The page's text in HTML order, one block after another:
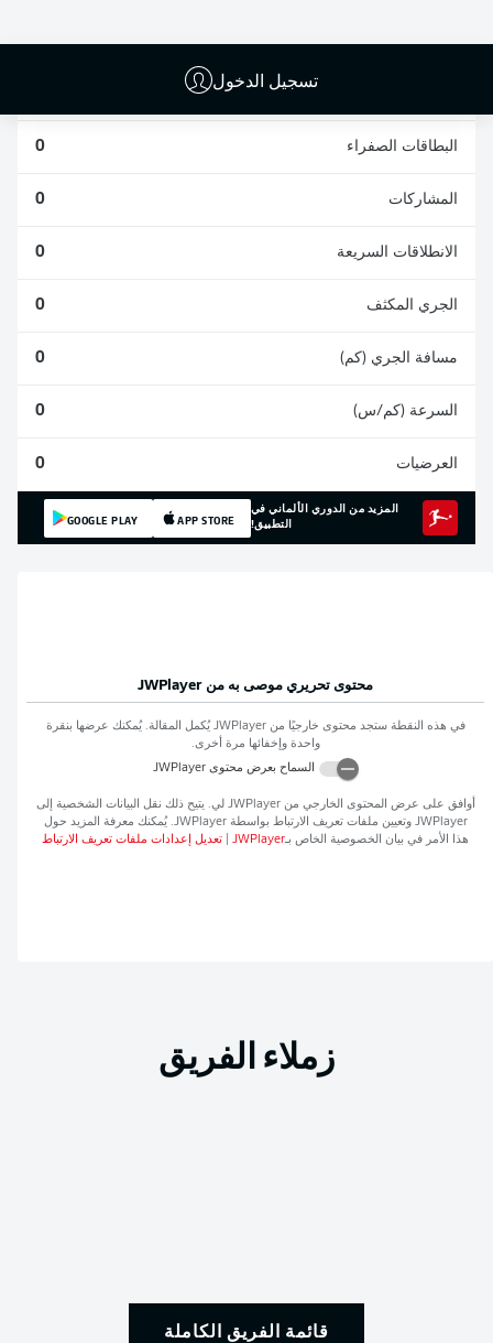
تسجيل الدخول
البطاقات الصفراء 0
المشاركات 0
الانطلاقات السريعة 0
الجري المكثف 0
مسافة الجري (كم) 0
السرعة (كم/س) 0
العرضيات 0
المزيد من الدوري الألماني في
التطبيق!
APP STORE
GOOGLE PLAY
محتوى تحريري موصى به من JWPlayer
في هذه النقطة ستجد محتوى خارجيًا منJWPlayer يُكمل المقالة. يُمكنك عرضها بنقرة
واحدة وإخفائها مرة أخرى.
السماح بعرض محتوىJWPlayer
أوافق على عرض المحتوى الخارجي منJWPlayer لي. يتيح ذلك نقل البيانات الشخصية إلى
JWPlayer وتعيين ملفات تعريف الارتباط بواسطةJWPlayer. يُمكنك معرفة المزيد حول
هذا الأمر في بيان الخصوصية الخاص بـJWPlayer تعديل إعدادات ملفات تعريف الارتباط
زملاء الفريق
قائمة الفريق الكاملة